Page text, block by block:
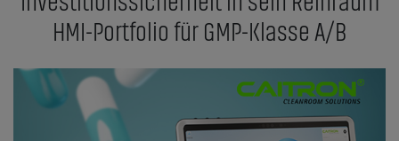
HMI-Portfolio für GMP-Klasse A/B